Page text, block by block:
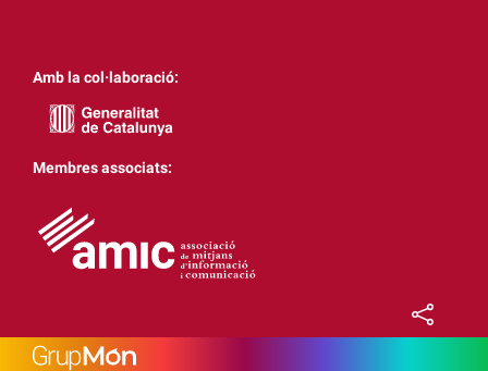
Amb la col·laboració:
Membres associats: